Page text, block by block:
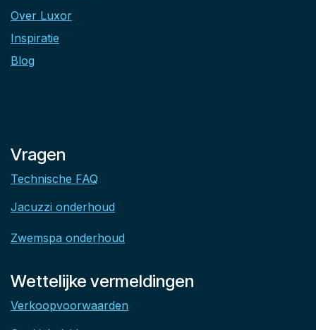
Over Luxor
Inspiratie
Blog
Vragen
Technische FAQ
Jacuzzi onderhoud
Zwemspa onderhoud
Wettelijke vermeldingen
Verkoopvoorwaarden